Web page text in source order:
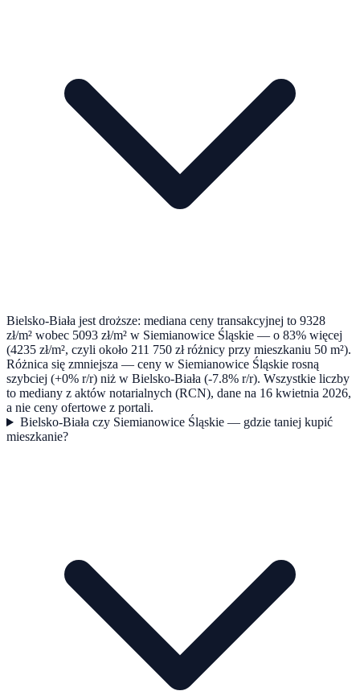
Bielsko-Biała jest droższe: mediana ceny transakcyjnej to 9328
zł/m² wobec 5093 zł/m² w Siemianowice Śląskie — o 83% więcej
(4235 zł/m², czyli około 211 750 zł różnicy przy mieszkaniu 50 m²).
Różnica się zmniejsza — ceny w Siemianowice Śląskie rosną
szybciej (+0% r/r) niż w Bielsko-Biała (-7.8% r/r). Wszystkie liczby
to mediany z aktów notarialnych (RCN), dane na 16 kwietnia 2026,
a nie ceny ofertowe z portali.
Bielsko-Biała czy Siemianowice Śląskie — gdzie taniej kupić
mieszkanie?